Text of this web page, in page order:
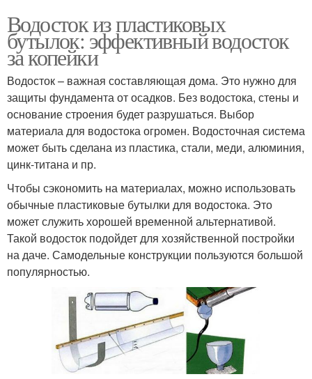
Водосток из пластиковых
бутылок: эффективный водосток
за копейки
Водосток – важная составляющая дома. Это нужно для
защиты фундамента от осадков. Без водостока, стены и
основание строения будет разрушаться. Выбор
материала для водостока огромен. Водосточная система
может быть сделана из пластика, стали, меди, алюминия,
цинк-титана и пр.
Чтобы сэкономить на материалах, можно использовать
обычные пластиковые бутылки для водостока. Это
может служить хорошей временной альтернативой.
Такой водосток подойдет для хозяйственной постройки
на даче. Самодельные конструкции пользуются большой
популярностью.